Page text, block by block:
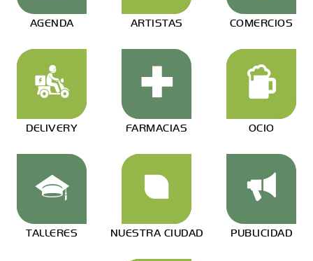
AGENDA ARTISTAS COMERCIOS
DELIVERY FARMACIAS OCIO
TALLERES NUESTRA CIUDAD PUBLICIDAD